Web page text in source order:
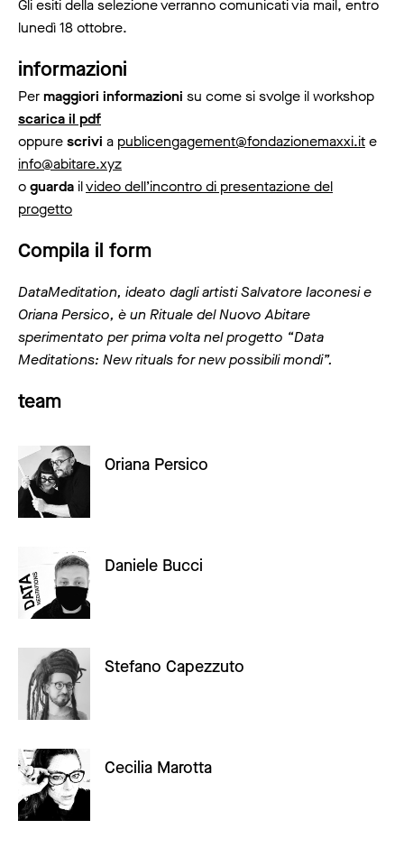
Gli esiti della selezione verranno comunicati via mail, entro
lunedì 18 ottobre.
informazioni
Permaggiori informazioni su come si svolge il workshop
scarica il pdf
oppurescrivi a publicengagement@fondazionemaxxi.ite
info@abitare.xyz
oguarda ilvideo dell’incontro di presentazione del
progetto
Compila il form
DataMeditation, ideato dagli artisti Salvatore Iaconesi e
Oriana Persico, è un Rituale del Nuovo Abitare
sperimentato per prima volta nel progetto “Data
Meditations: New rituals for new possibili mondi”.
team
Oriana Persico
Daniele Bucci
Stefano Capezzuto
Cecilia Marotta